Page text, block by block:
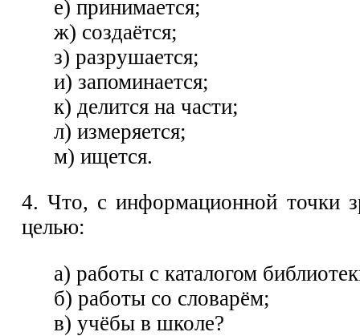
е) принимается;
ж) создаётся;
з) разрушается;
и) запоминается;
к) делится на части;
л) измеряется;
м) ищется.
4. Что, с информационной точки
целью:
а) работы с каталогом
б) работы со словарём;
в) учёбы в школе?